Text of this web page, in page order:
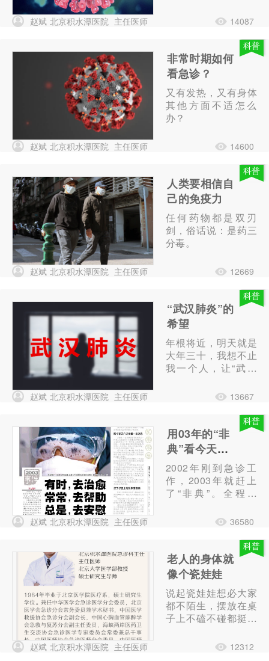
赵斌 北京积水潭医院 主任医师 14087
非常时期如何
看急诊？
又有发热，又有身体
其他方面不适怎么
办？
科普
赵斌 北京积水潭医院 主任医师 14600
人类要相信自
己的免疫力
任何药物都是双刃
剑，俗话说：是药三
分毒。
科普
赵斌 北京积水潭医院 主任医师 12669
“武汉肺炎”的
希望
年根将近，明天就是
大年三十，我想不止
我一个人，让“武汉
也没有。不是怕过年
习以为常，而是担心
一旦传染病的疫情控
制不住，靠我们这些
看病的医务人员恐怕
是势单力薄。
科普
赵斌 北京积水潭医院 主任医师 13667
用03年的“非
典”看今天的
“武汉肺炎”
2002年刚到急诊工
作，2003年就赶上
了“非典”。全程经
胜了“非典”。2020年
遇到了“武汉肺炎”。
十八年的急诊历程，
一头一尾都是与传染
病有关。真不知道老
天爷要锻炼我什么能
力。
科普
赵斌 北京积水潭医院 主任医师 36580
老人的身体就
像个瓷娃娃
说起瓷娃娃想必大家
都不陌生，摆放在桌
子上不磕不碰都挺好
碰瓷娃娃瞬间就会变
科普
赵斌 北京积水潭医院 主任医师 12312